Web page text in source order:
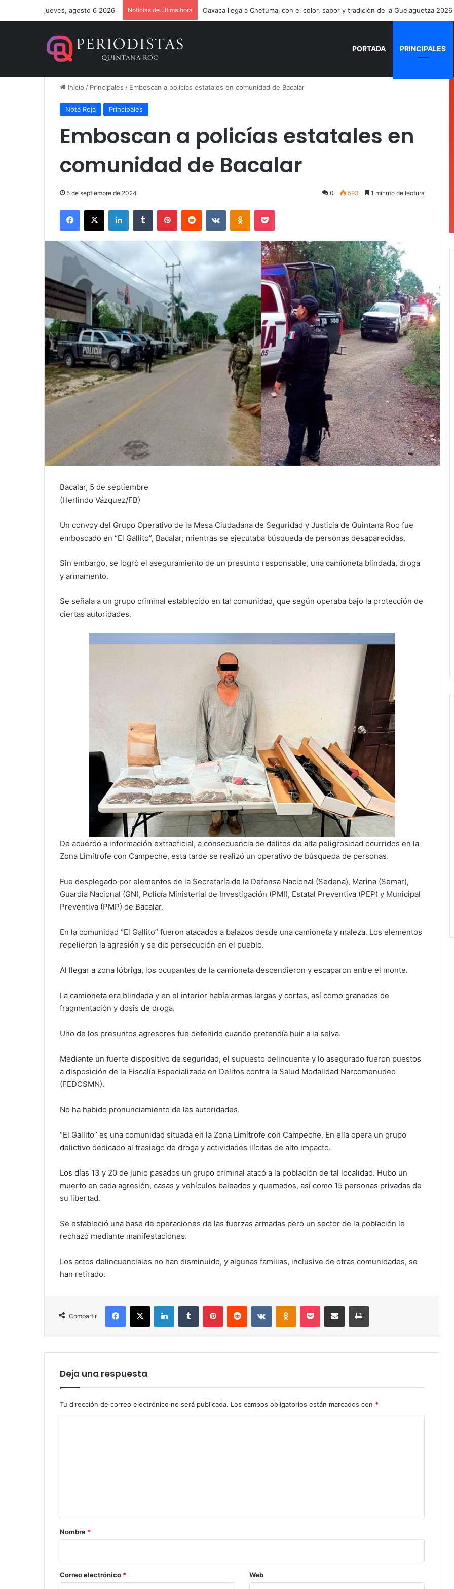
jueves, agosto 6 2026 Noticias de última hora Estefanía Mercado cumple con la repavimentación del puente vehicular
PORTADA PRINCIPALES
Inicio / Principales / Emboscan a policías estatales en comunidad de Bacalar
Nota Roja Principales
Emboscan a policías estatales en
comunidad de Bacalar
5 de septiembre de 2024 0 593 1 minuto de lectura
Facebook
X LinkedInTumblr PinterestReddit VKontakteOdnoklassniki
Pocket
Bacalar, 5 de septiembre
(Herlindo Vázquez/FB)
Un convoy del Grupo Operativo de la Mesa Ciudadana de Seguridad y Justicia de Quintana Roo fue
emboscado en “El Gallito”, Bacalar; mientras se ejecutaba búsqueda de personas desaparecidas.
Sin embargo, se logró el aseguramiento de un presunto responsable, una camioneta blindada, droga
y armamento.
Se señala a un grupo criminal establecido en tal comunidad, que según operaba bajo la protección de
ciertas autoridades.
De acuerdo a información extraoficial, a consecuencia de delitos de alta peligrosidad ocurridos en la
Zona Limítrofe con Campeche, esta tarde se realizó un operativo de búsqueda de personas.
Fue desplegado por elementos de la Secretaría de la Defensa Nacional (Sedena), Marina (Semar),
Guardia Nacional (GN), Policía Ministerial de Investigación (PMI), Estatal Preventiva (PEP) y Municipal
Preventiva (PMP) de Bacalar.
En la comunidad “El Gallito” fueron atacados a balazos desde una camioneta y maleza. Los elementos
repelieron la agresión y se dio persecución en el pueblo.
Al llegar a zona lóbriga, los ocupantes de la camioneta descendieron y escaparon entre el monte.
La camioneta era blindada y en el interior había armas largas y cortas, así como granadas de
fragmentación y dosis de droga.
Uno de los presuntos agresores fue detenido cuando pretendía huir a la selva.
Mediante un fuerte dispositivo de seguridad, el supuesto delincuente y lo asegurado fueron puestos
a disposición de la Fiscalía Especializada en Delitos contra la Salud Modalidad Narcomenudeo
(FEDCSMN).
No ha habido pronunciamiento de las autoridades.
“El Gallito” es una comunidad situada en la Zona Limítrofe con Campeche. En ella opera un grupo
delictivo dedicado al trasiego de droga y actividades ilícitas de alto impacto.
Los días 13 y 20 de junio pasados un grupo criminal atacó a la población de tal localidad. Hubo un
muerto en cada agresión, casas y vehículos baleados y quemados, así como 15 personas privadas de
su libertad.
Se estableció una base de operaciones de las fuerzas armadas pero un sector de la población le
rechazó mediante manifestaciones.
Los actos delincuenciales no han disminuido, y algunas familias, inclusive de otras comunidades, se
han retirado.
Compartir
Facebook
X LinkedInTumblr PinterestReddit VKontakteOdnoklassniki
Pocket Compartir por correo electrónicoImprimir
Deja una respuesta
Tu dirección de correo electrónico no será publicada. Los campos obligatorios están marcados con *
r
*
Nombre *
Correo electrónico * Web